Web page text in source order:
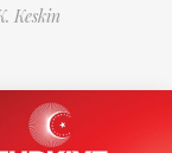
Keskin